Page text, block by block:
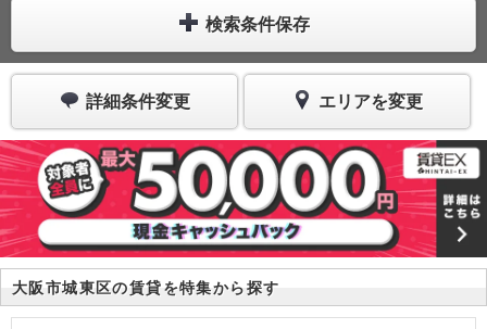
検索条件保存
詳細条件変更 エリアを変更
大阪市城東区の賃貸を特集から探す